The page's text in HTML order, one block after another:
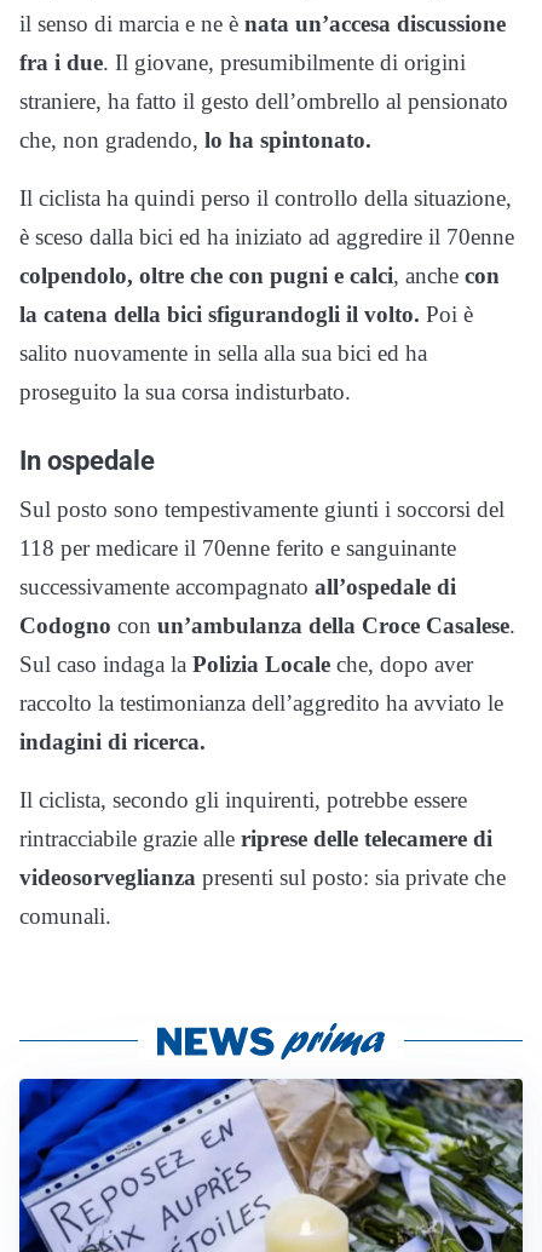
il senso di marcia e ne è nata un’accesa discussione
fra i due. Il giovane, presumibilmente di origini
straniere, ha fatto il gesto dell’ombrello al pensionato
che, non gradendo, lo ha spintonato.
Il ciclista ha quindi perso il controllo della situazione,
è sceso dalla bici ed ha iniziato ad aggredire il 70enne
colpendolo, oltre che con pugni e calci, anche con
la catena della bici sfigurandogli il volto. Poi è
salito nuovamente in sella alla sua bici ed ha
proseguito la sua corsa indisturbato.
In ospedale
Sul posto sono tempestivamente giunti i soccorsi del
118 per medicare il 70enne ferito e sanguinante
successivamente accompagnato all’ospedale di
Codogno con un’ambulanza della Croce Casalese.
Sul caso indaga la Polizia Locale che, dopo aver
raccolto la testimonianza dell’aggredito ha avviato le
indagini di ricerca.
Il ciclista, secondo gli inquirenti, potrebbe essere
rintracciabile grazie alle riprese delle telecamere di
videosorveglianza presenti sul posto: sia private che
comunali.